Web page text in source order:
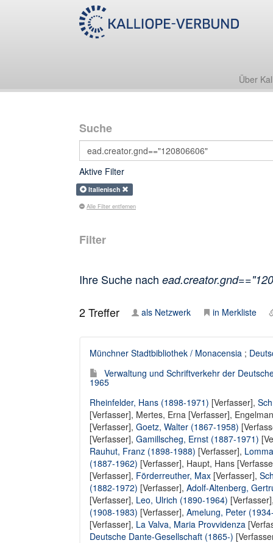
Über
Suche
Aktive Filter
Italienisch
Alle Filter entfernen
Filter
Ihre Suche nach
2Treffer als Netzwerk in Merkliste
Münchner Stadtbibliothek / Monacensia ;
Verwaltung und Schriftverkehr der
1965
Rheinfelder, Hans (1898-1971) [Verfasser],
[Verfasser], Mertes, Erna [Verfasser],
[Verfasser], Goetz, Walter (1867-1958)
[Verfasser], Gamillscheg, Ernst (1887-1971)
Rauhut, Franz (1898-1988) [Verfasser],
(1887-1962) [Verfasser], Haupt, Hans
[Verfasser], Förderreuther, Max [Verfasser],
(1882-1972) [Verfasser], Adolf-Altenberg,
[Verfasser], Leo, Ulrich (1890-1964)
(1908-1983) [Verfasser], Amelung, Peter
[Verfasser], La Valva, Maria Provvidenza
Deutsche Dante-Gesellschaft (1865-)